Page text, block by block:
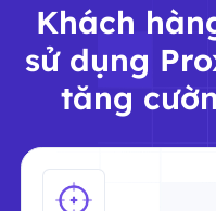
Khách
sử dụng
tăng